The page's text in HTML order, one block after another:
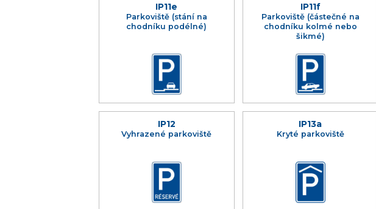
IP11e
Parkoviště (stání na
chodníku podélné)
IP11f
Parkoviště (částečné na
chodníku kolmé nebo
šikmé)
IP12
Vyhrazené parkoviště
IP13a
Kryté parkoviště